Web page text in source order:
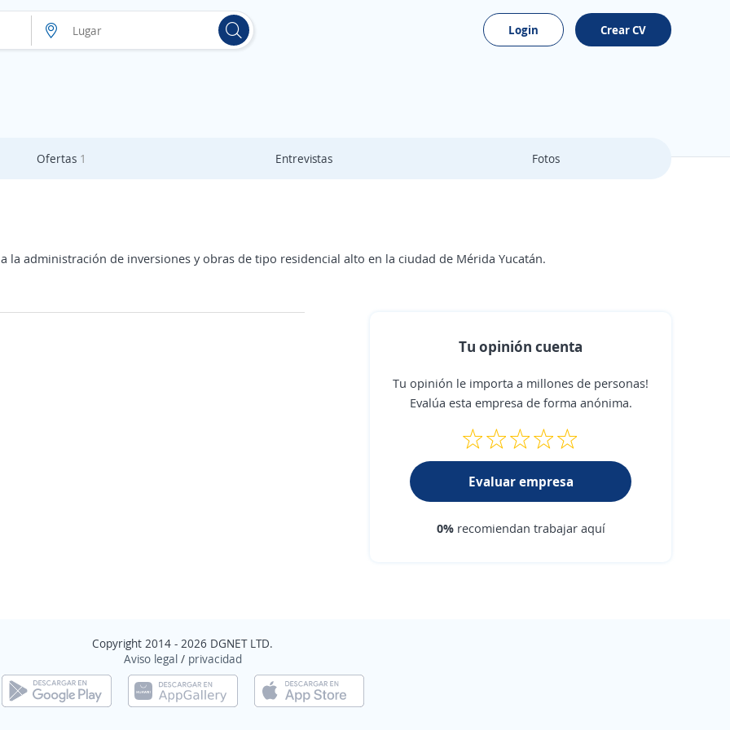
Login Crear CV
Ofertas 1 Entrevistas Fotos
la administración de inversiones y obras de tipo residencial alto en la ciudad de Mérida Yucatán.
Tu opinión cuenta
Tu opinión le importa a millones de personas!
Evalúa esta empresa de forma anónima.
Evaluar empresa
0%recomiendan trabajar aquí
Copyright 2014 - 2026 DGNET LTD.
Aviso legal/ privacidad